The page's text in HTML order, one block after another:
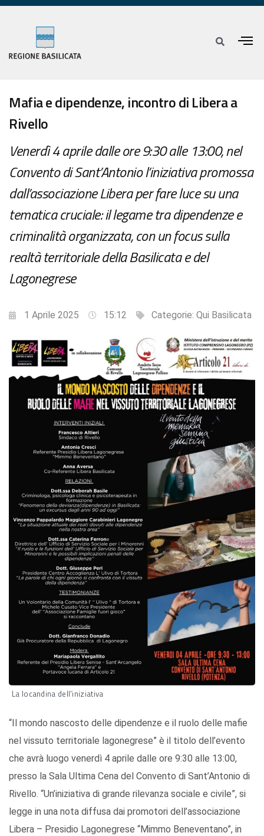
Mafia e dipendenze, incontro di Libera a
Rivello
Venerdì 4 aprile dalle ore 9:30 alle 13:00, nel
Convento di Sant’Antonio l’iniziativa promossa
dall’associazione Libera per fare luce su una
tematica cruciale: il legame tra dipendenze e
criminalità organizzata, con un focus sulla
realtà territoriale della Basilicata e del
Lagonegrese
1 Aprile 2025 15:12 Categorie: Qui Basilicata
La locandina dell'iniziativa
“Il mondo nascosto delle dipendenze e il ruolo delle mafie
nel vissuto territoriale lagonegrese” è il titolo dell’evento
che avrà luogo venerdì 4 aprile dalle ore 9:30 alle 13:00,
presso la Sala Ultima Cena del Convento di Sant’Antonio di
Rivello. “Un’iniziativa di grande rilevanza sociale e civile”, si
legge in una nota diffusa dai promotori dell’associazione
Libera – Presidio Lagonegrese “Mimmo Beneventano”, in